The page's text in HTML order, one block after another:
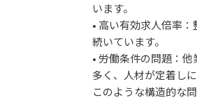
います。
• 高い有効求人倍率
続いています。
• 労働条件の問題：
多く、人材が定着し
このような構造的な